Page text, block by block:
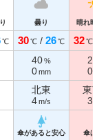
曇り 晴れ時
℃ 30℃/ 26℃ 32℃
40%
0mm
20
0
北東
4m/s
東
3
傘があると安心 傘は